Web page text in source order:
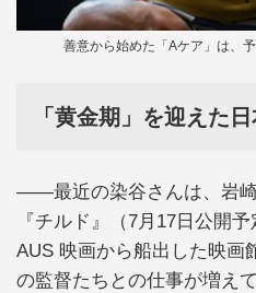
善意から始めた「Aケア」は、
「黄金期」を迎えた
――最近の染谷さんは、岩
『チルド』（7月17日公開
AUS 映画から船出した映画
の監督たちとの仕事が増えて